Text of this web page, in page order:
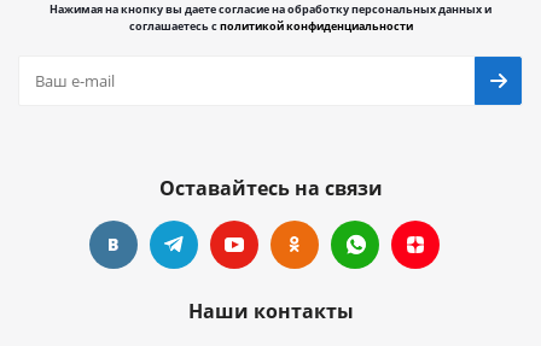
Нажимая на кнопку вы даете согласие на обработку персональных данных и
соглашаетесь сполитикой конфиденциальности
Оставайтесь на связи
Наши контакты